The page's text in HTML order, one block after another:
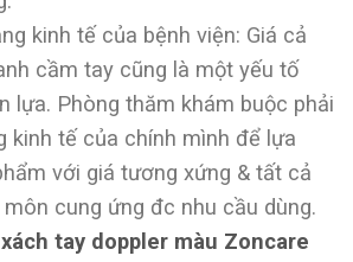
kinh tế của bệnh viện: Giá cả
cầm tay cũng là một yếu tố
lựa. Phòng thăm khám buộc phải
kinh tế của chính mình để lựa
với giá tương xứng & tất cả
cung ứng đc nhu cầu dùng.
tay doppler màu Zoncare